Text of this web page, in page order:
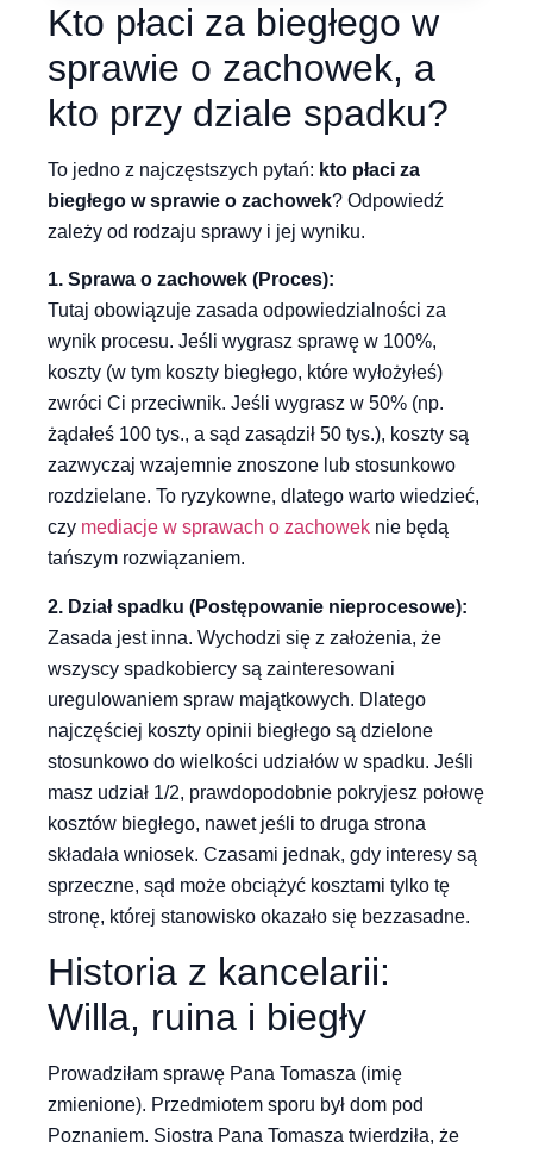
Kto płaci za biegłego w
sprawie o zachowek, a
kto przy dziale spadku?
To jedno z najczęstszych pytań: kto płaci za
biegłego w sprawie o zachowek? Odpowiedź
zależy od rodzaju sprawy i jej wyniku.
1. Sprawa o zachowek (Proces):
Tutaj obowiązuje zasada odpowiedzialności za
wynik procesu. Jeśli wygrasz sprawę w 100%,
koszty (w tym koszty biegłego, które wyłożyłeś)
zwróci Ci przeciwnik. Jeśli wygrasz w 50% (np.
żądałeś 100 tys., a sąd zasądził 50 tys.), koszty są
zazwyczaj wzajemnie znoszone lub stosunkowo
rozdzielane. To ryzykowne, dlatego warto wiedzieć,
czy mediacje w sprawach o zachowek nie będą
tańszym rozwiązaniem.
2. Dział spadku (Postępowanie nieprocesowe):
Zasada jest inna. Wychodzi się z założenia, że
wszyscy spadkobiercy są zainteresowani
uregulowaniem spraw majątkowych. Dlatego
najczęściej koszty opinii biegłego są dzielone
stosunkowo do wielkości udziałów w spadku. Jeśli
masz udział 1/2, prawdopodobnie pokryjesz połowę
kosztów biegłego, nawet jeśli to druga strona
składała wniosek. Czasami jednak, gdy interesy są
sprzeczne, sąd może obciążyć kosztami tylko tę
stronę, której stanowisko okazało się bezzasadne.
Historia z kancelarii:
Willa, ruina i biegły
Prowadziłam sprawę Pana Tomasza (imię
zmienione). Przedmiotem sporu był dom pod
Poznaniem. Siostra Pana Tomasza twierdziła, że